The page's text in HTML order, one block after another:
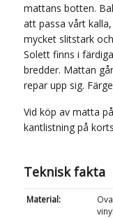
mattans botten.
att passa vårt
mycket slitstark
Solett finns i
bredder. Mattan
repar upp sig.
Vid köp av matta
kantlistning på
Teknisk fakta
Material: